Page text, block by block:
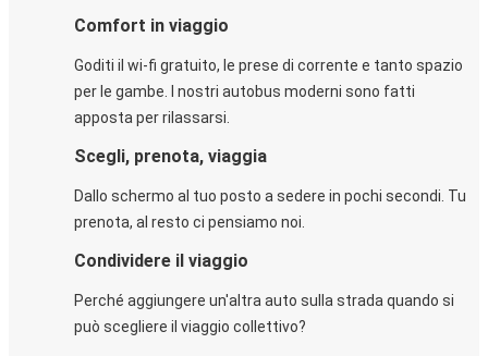
Comfort in viaggio
Goditi il wi-fi gratuito, le prese di corrente e tanto spazio
per le gambe. I nostri autobus moderni sono fatti
apposta per rilassarsi.
Scegli, prenota, viaggia
Dallo schermo al tuo posto a sedere in pochi secondi. Tu
prenota, al resto ci pensiamo noi.
Condividere il viaggio
Perché aggiungere un'altra auto sulla strada quando si
può scegliere il viaggio collettivo?